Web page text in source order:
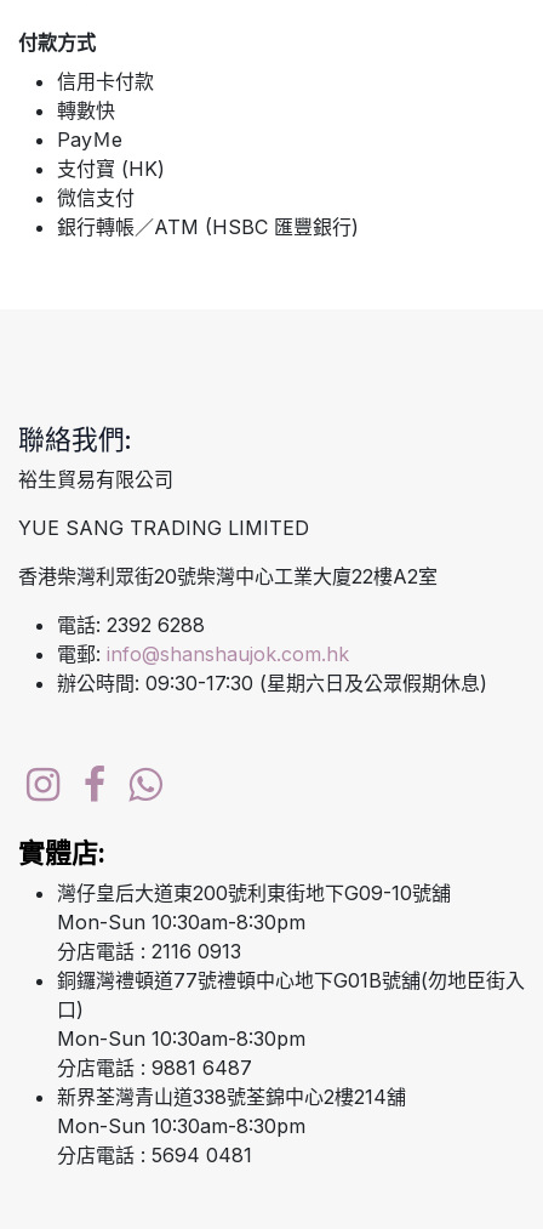
付款方式
信用卡付款
轉數快
PayＭe
支付寶 (HK)
微信支付
銀行轉帳／ATM (HSBC 匯豐銀行)
聯絡我們:
裕生貿易有限公司
YUE SANG TRADING LIMITED
香港柴灣利眾街20號柴灣中心工業大廈22樓A2室
電話: 2392 6288
電郵: info@shanshaujok.com.hk
辦公時間: 09:30-17:30 (星期六日及公眾假期休息)
實體店:
灣仔皇后大道東200號利東街地下G09-10號舖
Mon-Sun 10:30am-8:30pm
分店電話 : 2116 0913
銅鑼灣禮頓道77號禮頓中心地下G01B號舖(勿地臣街入
口)
Mon-Sun 10:30am-8:30pm
分店電話 : 9881 6487
新界荃灣青山道338號荃錦中心2樓214舖
Mon-Sun 10:30am-8:30pm
分店電話 : 5694 0481